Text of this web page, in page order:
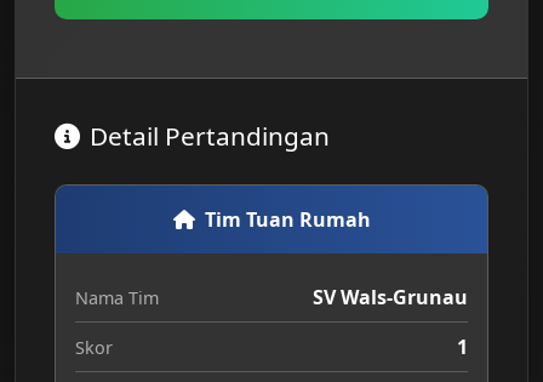
Detail Pertandingan
Tim Tuan Rumah
Nama Tim SV Wals-Grunau
Skor 1